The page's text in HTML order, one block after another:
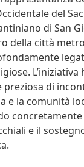
del
di San
della città
L’iniziativa
preziosa di
e la comunità
concretamente
e il